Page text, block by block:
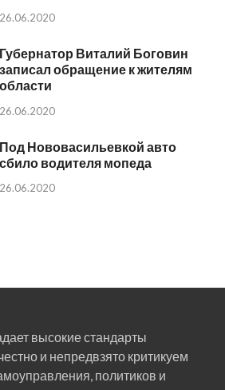
26.06.2020
Губернатор Виталий Боговин
записал обращение к жителям
области
26.06.2020
Под Нововасильевкой авто
сбило водителя мопеда
26.06.2020
высокие стандарты
и непредвзято критикуем
политиков и